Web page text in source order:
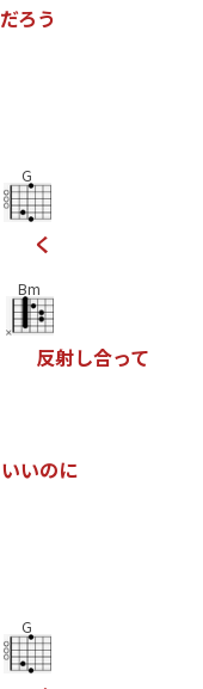
だろう
G
く
Bm
反射し合って
いいのに
G